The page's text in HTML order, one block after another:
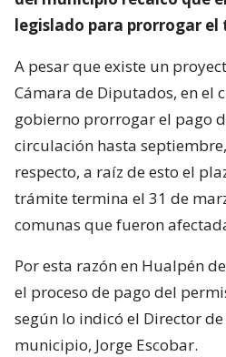
legislado para prorrogar
A pesar que existe un
Cámara de Diputados, en el
gobierno prorrogar el pago
circulación hasta
respecto, a raíz de esto el
trámite termina el 31 de
comunas que fueron
Por esta razón en Hualpén
el proceso de pago del
según lo indicó el Director
municipio, Jorge Escobar.